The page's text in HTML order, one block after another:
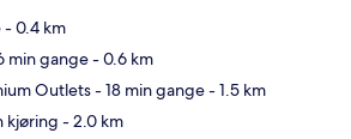
- 0.4 km
min gange- 0.6 km
Outlets- 18 min gange- 1.5 km
kjøring - 2.0 km